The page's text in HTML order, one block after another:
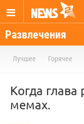
Развлечения
Лучшее Горячее
Когда
мемах.